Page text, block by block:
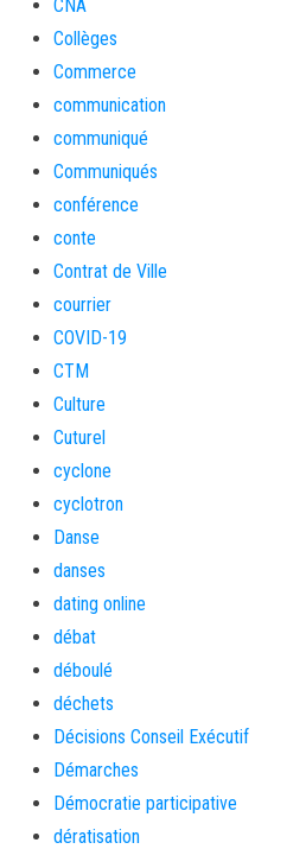
CNA
Collèges
Commerce
communication
communiqué
Communiqués
conférence
conte
Contrat de Ville
courrier
COVID-19
CTM
Culture
Cuturel
cyclone
cyclotron
Danse
danses
dating online
débat
déboulé
déchets
Décisions Conseil Exécutif
Démarches
Démocratie participative
dératisation